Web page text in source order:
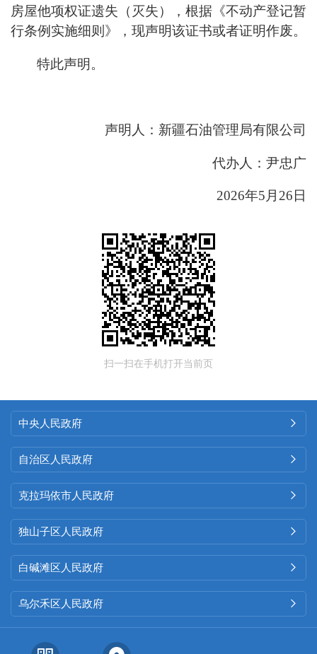
房屋他项权证遗失（灭失）
， 根据《不动产登记暂
行条例实施细则》，现声明该证书或者证明作废。
特此声明。
声明人 ： 新疆石油管理局有限公司
代办人：尹忠广
2026年5月26日
扫一扫在手机打开当前页
中央人民政府 
自治区人民政府 
克拉玛依市人民政府 
独山子区人民政府 
白碱滩区人民政府 
乌尔禾区人民政府 